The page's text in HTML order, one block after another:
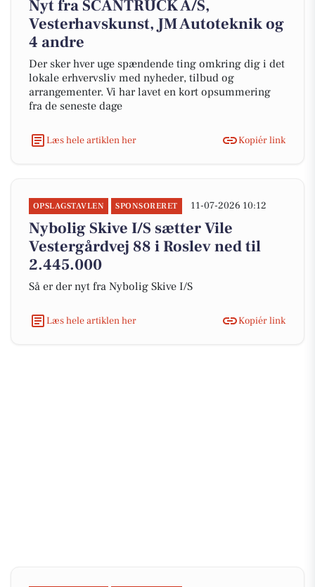
Nyt fra SCANTRUCK A/S,
Vesterhavskunst, JM Autoteknik og
4 andre
Der sker hver uge spændende ting omkring dig i det
lokale erhvervsliv med nyheder, tilbud og
arrangementer. Vi har lavet en kort opsummering
fra de seneste dage
Læs hele artiklen her Kopiér link
OPSLAGSTAVLEN SPONSORERET 11-07-2026 10:12
Nybolig Skive I/S sætter Vile
Vestergårdvej 88 i Roslev ned til
2.445.000
Så er der nyt fra Nybolig Skive I/S
Læs hele artiklen her Kopiér link